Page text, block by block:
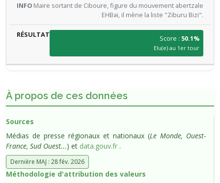
Maire sortant de Ciboure, figure du mouvement abertzale
EHBai, il mène la liste "Ziburu Bizi".
Score : 50.1%
Elu(e) au 1er tour
À propos de ces données
Sources
Médias de presse régionaux et nationaux (Le Monde, Ouest-
France, Sud Ouest...) et data.gouv.fr .
Dernière MAJ : 28 fév. 2026
Méthodologie d'attribution des valeurs